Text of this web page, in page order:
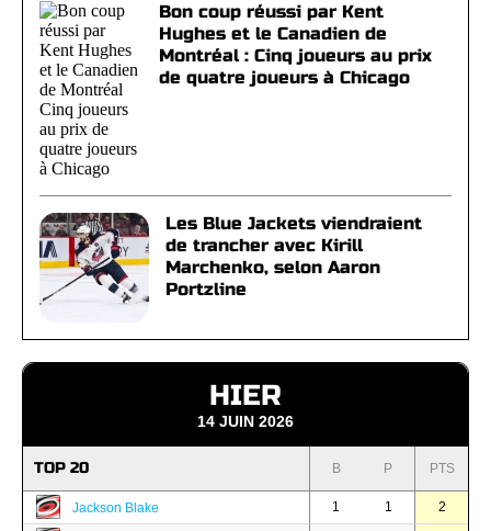
Bon coup réussi par Kent
Hughes et le Canadien de
Montréal : Cinq joueurs au prix
de quatre joueurs à Chicago
Les Blue Jackets viendraient
de trancher avec Kirill
Marchenko, selon Aaron
Portzline
HIER
14 JUIN 2026
TOP 20 B P PTS
Jackson Blake 1 1 2